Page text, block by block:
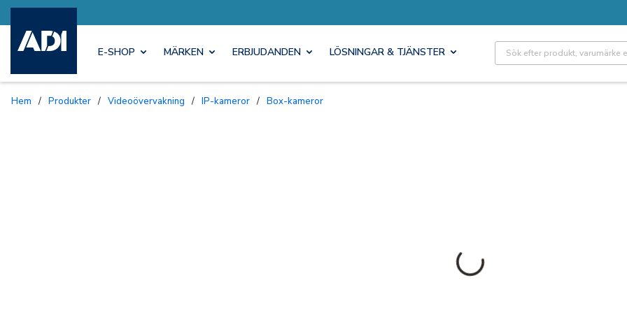
E-SHOP MÄRKEN ERBJUDANDEN LÖSNINGAR & TJÄNSTER Site Search
Hem / Produkter / Videoövervakning / IP-kameror / Box-kameror